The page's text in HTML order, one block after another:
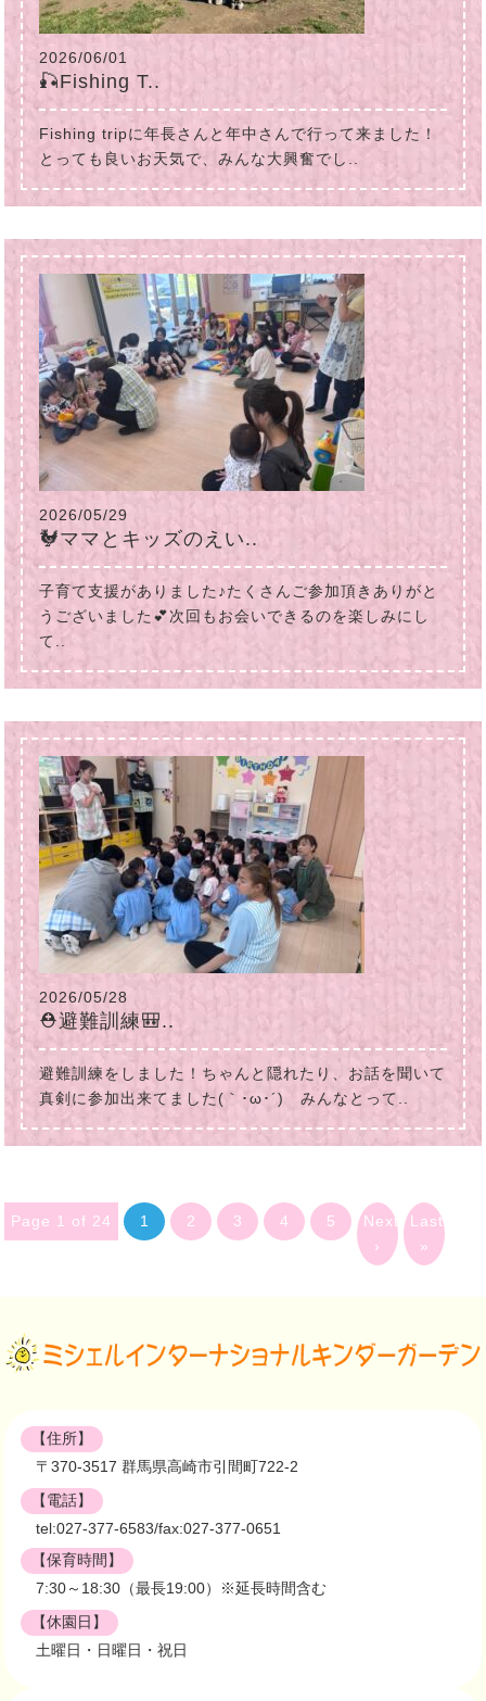
2026/06/01
🎣Fishing T..
Fishing tripに年長さんと年中さんで行って来ました！
とっても良いお天気で、みんな大興奮でし..
2026/05/29
🐓ママとキッズのえい..
子育て支援がありました♪たくさんご参加頂きありがと
うございました💕次回もお会いできるのを楽しみにし
て..
2026/05/28
⛑避難訓練🎒..
避難訓練をしました！ちゃんと隠れたり、お話を聞いて
真剣に参加出来てました(｀･ω･´)ゞみんなとって..
Page 1 of 24 1 2 3 4 5
Next
›
Last
»
【住所】
〒370-3517 群馬県高崎市引間町722-2
【電話】
tel:027-377-6583/fax:027-377-0651
【保育時間】
7:30～18:30（最長19:00）※延長時間含む
【休園日】
土曜日・日曜日・祝日